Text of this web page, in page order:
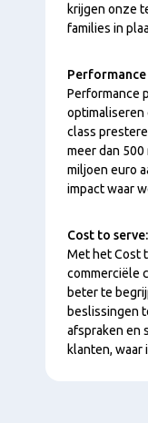
krijgen onze
families in
Performance
optimaliseren
class
meer dan
miljoen euro
impact waar
Cost to
Met het Cost
commerciële
beter te
beslissingen
afspraken en
klanten, waar